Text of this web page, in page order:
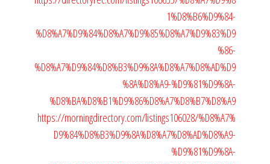
1%D8%B6%D9%84-
%D8%A7%D9%84%D8%A7%D9%85%D8%A7%D9%83%D9
%86-
%D8%A7%D9%84%D8%B3%D9%8A%D8%A7%D8%AD%D9
%8A%D8%A9-%D9%81%D9%8A-
%D8%BA%D8%B1%D9%86%D8%A7%D8%B7%D8%A9
https://morningdirectory.com/listings106028/%D8%A7%
D9%84%D8%B3%D9%8A%D8%A7%D8%AD%D8%A9-
%D9%81%D9%8A-